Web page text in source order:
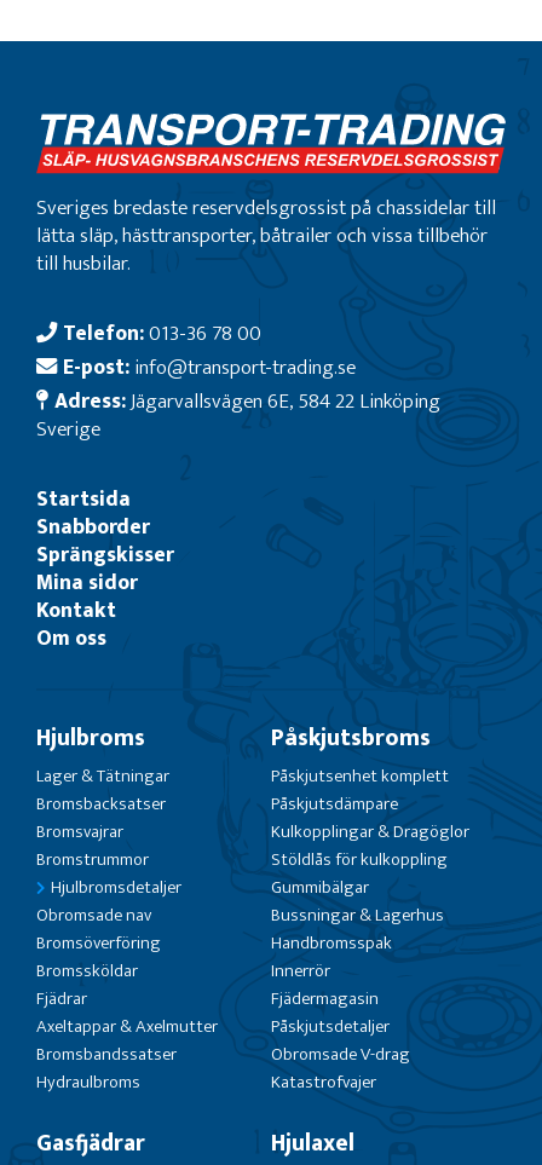
Sveriges bredaste reservdelsgrossist på chassidelar till
lätta släp, hästtransporter, båtrailer och vissa tillbehör
till husbilar.
Telefon:013-36 78 00
E-post:info@transport-trading.se
Adress:Jägarvallsvägen 6E, 584 22 Linköping
Sverige
Startsida
Snabborder
Sprängskisser
Mina sidor
Kontakt
Om oss
Hjulbroms
Lager & Tätningar
Bromsbacksatser
Bromsvajrar
Bromstrummor
Hjulbromsdetaljer
Obromsade nav
Bromsöverföring
Bromssköldar
Fjädrar
Axeltappar & Axelmutter
Bromsbandssatser
Hydraulbroms
Påskjutsbroms
Påskjutsenhet komplett
Påskjutsdämpare
Kulkopplingar & Dragöglor
Stöldlås för kulkoppling
Gummibälgar
Bussningar & Lagerhus
Handbromsspak
Innerrör
Fjädermagasin
Påskjutsdetaljer
Obromsade V-drag
Katastrofvajer
Gasfjädrar Hjulaxel